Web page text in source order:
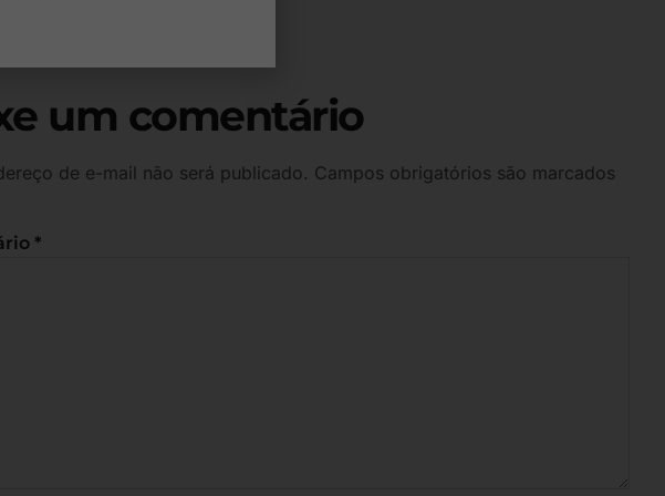
um comentário
de e-mail não será publicado. Campos obrigatórios são marcados
*